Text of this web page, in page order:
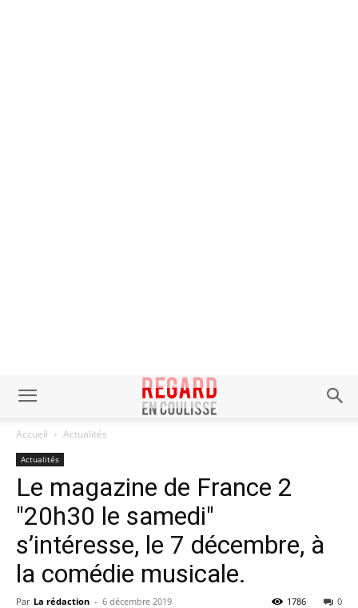
Accueil Actualités
Actualités
Le magazine de France 2
"20h30 le samedi"
s’intéresse, le 7 décembre, à
la comédie musicale.
Par La rédaction - 6 décembre 2019 0
1786